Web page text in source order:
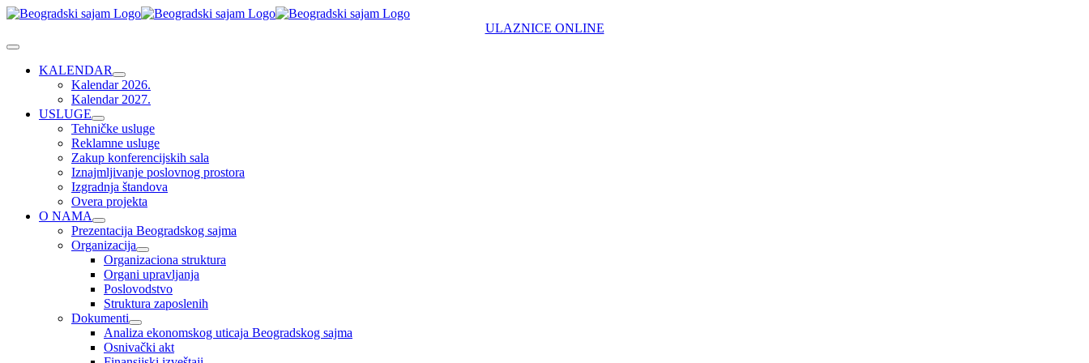
Skip
content
ULAZNICE ONLINE
Toggle
NavigationKALENDAR
Kalendar 2026.
Kalendar 2027.
USLUGE
Tehničke usluge
Reklamne usluge
Zakup konferencijskih sala
Iznajmljivanje poslovnog prostora
Izgradnja štandova
Overa projekta
O NAMA
Prezentacija Beogradskog sajma
Organizacija
Organizaciona struktura
Organi upravljanja
Poslovodstvo
Struktura zaposlenih
Dokumenti
Analiza ekonomskog uticaja Beogradskog sajma
Osnivački akt